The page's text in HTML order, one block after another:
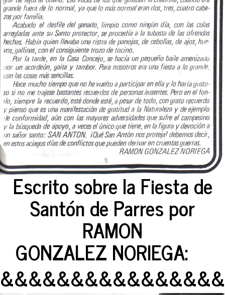
Escrito sobre la Fiesta de
Santón de Parres por
RAMON
GONZALEZ NORIEGA: